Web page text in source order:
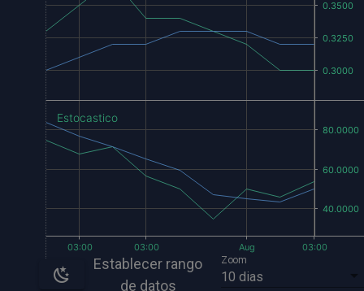
Estocastico
Establecer rango
de datos
Zoom
10 dias